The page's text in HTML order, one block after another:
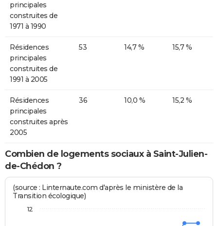
principales
construites de
1971 à 1990
Résidences
principales
construites de
1991 à 2005
53 14,7 % 15,7 %
Résidences
principales
construites après
2005
36 10,0 % 15,2 %
Combien de logements sociaux à Saint-Julien-
de-Chédon ?
(source : Linternaute.com d'après le ministère de la
Transition écologique)
12